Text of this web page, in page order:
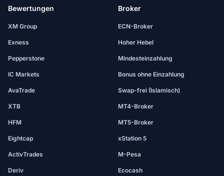
Bewertungen
XM Group
Exness
Pepperstone
IC Markets
AvaTrade
XTB
HFM
Eightcap
ActivTrades
Deriv
Broker
ECN-Broker
Hoher Hebel
Mindesteinzahlung
Bonus ohne Einzahlung
Swap-frei (Islamisch)
MT4-Broker
MT5-Broker
xStation 5
M-Pesa
Ecocash